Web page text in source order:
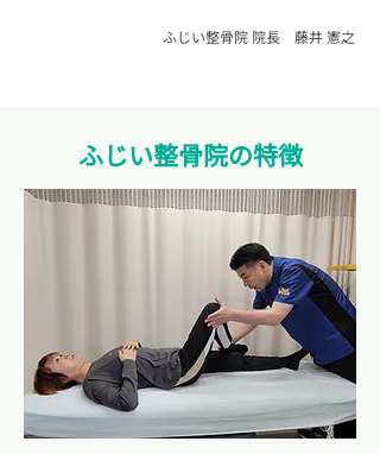
ふじい整骨院 院長 藤井 憲之
​ふじい整骨院の特徴